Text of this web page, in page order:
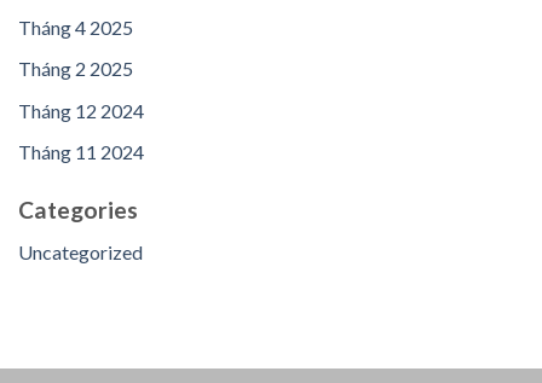
Tháng 4 2025
Tháng 2 2025
Tháng 12 2024
Tháng 11 2024
Categories
Uncategorized